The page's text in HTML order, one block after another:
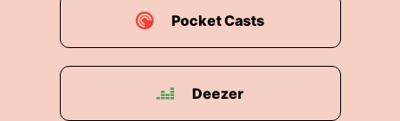
Pocket Casts
Deezer